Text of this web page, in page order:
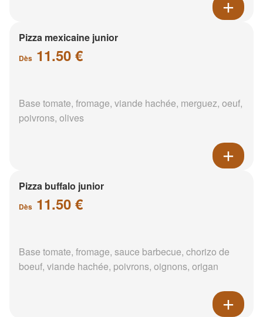
Pizza mexicaine junior
Dès 11.50 €
Base tomate, fromage, viande hachée, merguez, oeuf,
poivrons, olives
Pizza buffalo junior
Dès 11.50 €
Base tomate, fromage, sauce barbecue, chorizo de
boeuf, viande hachée, poivrons, oignons, origan